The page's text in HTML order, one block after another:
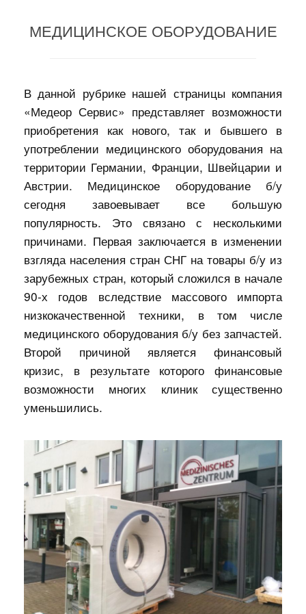
МЕДИЦИНСКОЕ ОБОРУДОВАНИЕ
В данной рубрике нашей страницы компания
«Медеор Сервис» представляет возможности
приобретения как нового, так и бывшего в
употреблении медицинского оборудования на
территории Германии, Франции, Швейцарии и
Австрии. Медицинское оборудование б/у
сегодня завоевывает все большую
популярность. Это связано с несколькими
причинами. Первая заключается в изменении
взгляда населения стран СНГ на товары б/у из
зарубежных стран, который сложился в начале
90-х годов вследствие массового импорта
низкокачественной техники, в том числе
медицинского оборудования б/у без запчастей.
Второй причиной является финансовый
кризис, в результате которого финансовые
возможности многих клиник существенно
уменьшились.